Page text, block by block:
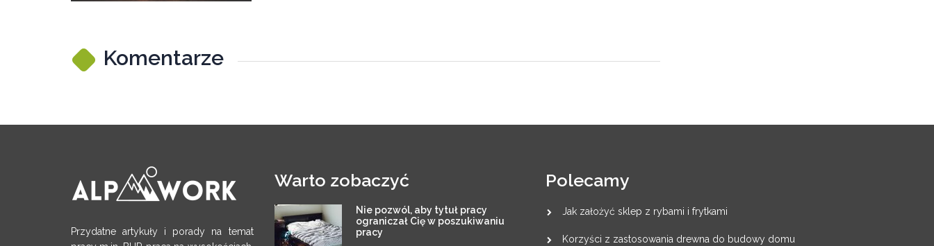
Komentarze
Przydatne artykuły i porady na temat
Warto zobaczyć
Nie pozwól, aby tytuł pracy
ograniczał Cię w poszukiwaniu
pracy
Polecamy
Jak założyć sklep z rybami i frytkami
Korzyści z zastosowania drewna do budowy domu